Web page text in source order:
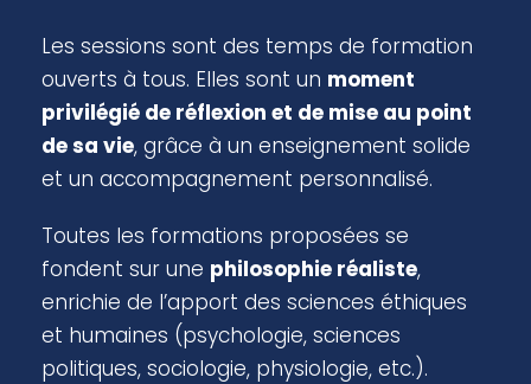
Les sessions sont des temps de formation
ouverts à tous. Elles sont un moment
privilégié de réflexion et de mise au point
de sa vie, grâce à un enseignement solide
et un accompagnement personnalisé.
Toutes les formations proposées se
fondent sur une philosophie réaliste,
enrichie de l’apport des sciences éthiques
et humaines (psychologie, sciences
politiques, sociologie, physiologie, etc.).